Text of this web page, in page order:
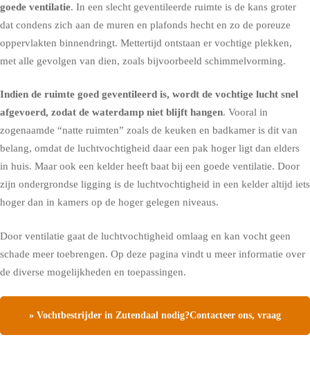
goede ventilatie. In een slecht geventileerde ruimte is de kans groter
dat condens zich aan de muren en plafonds hecht en zo de poreuze
oppervlakten binnendringt. Mettertijd ontstaan er vochtige plekken,
met alle gevolgen van dien, zoals bijvoorbeeld schimmelvorming.
Indien de ruimte goed geventileerd is, wordt de vochtige lucht snel
afgevoerd, zodat de waterdamp niet blijft hangen. Vooral in
zogenaamde “natte ruimten” zoals de keuken en badkamer is dit van
belang, omdat de luchtvochtigheid daar een pak hoger ligt dan elders
in huis. Maar ook een kelder heeft baat bij een goede ventilatie. Door
zijn ondergrondse ligging is de luchtvochtigheid in een kelder altijd iets
hoger dan in kamers op de hoger gelegen niveaus.
Door ventilatie gaat de luchtvochtigheid omlaag en kan vocht geen
schade meer toebrengen. Op deze pagina vindt u meer informatie over
de diverse mogelijkheden en toepassingen.
» Vochtbestrijder in Zutendaal nodig?Contacteer ons, vraag